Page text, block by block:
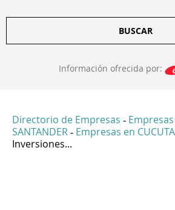
BUSCAR
Información ofrecida por:
Directorio de Empresas - Empresas
SANTANDER - Empresas en CUCUTA
Inversiones...